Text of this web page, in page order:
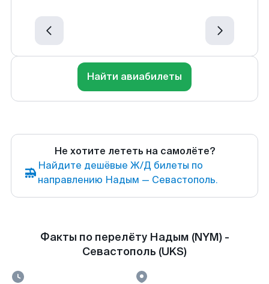
Найти авиабилеты
Не хотите лететь на самолёте?
Найдите дешёвые Ж/Д билеты по
направлению Надым — Севастополь.
Факты по перелёту Надым (NYM) -
Севастополь (UKS)